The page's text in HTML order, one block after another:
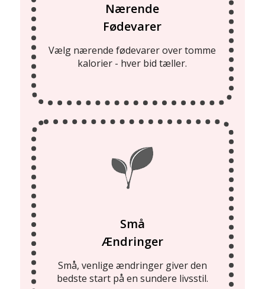
Nærende
Fødevarer
Vælg nærende fødevarer over tomme
kalorier - hver bid tæller.
Små
Ændringer
Små, venlige ændringer giver den
bedste start på en sundere livsstil.